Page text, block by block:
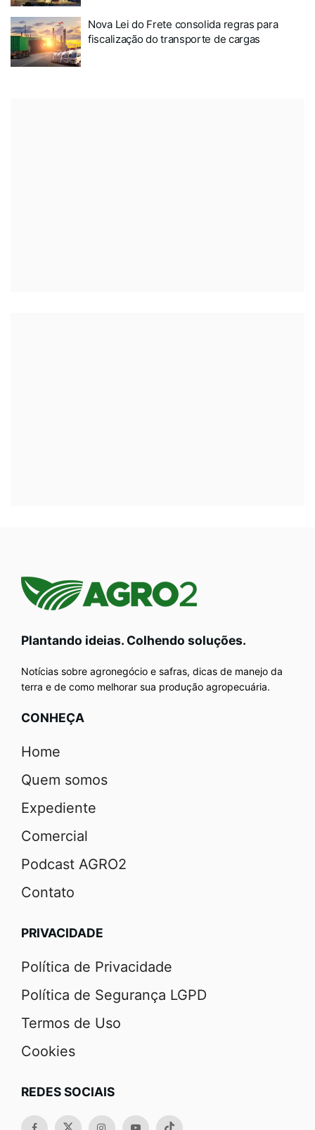
Nova Lei do Frete consolida regras para
fiscalização do transporte de cargas
Plantando ideias. Colhendo soluções.
Notícias sobre agronegócio e safras, dicas de manejo da
terra e de como melhorar sua produção agropecuária.
CONHEÇA
Home
Quem somos
Expediente
Comercial
Podcast AGRO2
Contato
PRIVACIDADE
Política de Privacidade
Política de Segurança LGPD
Termos de Uso
Cookies
REDES SOCIAIS